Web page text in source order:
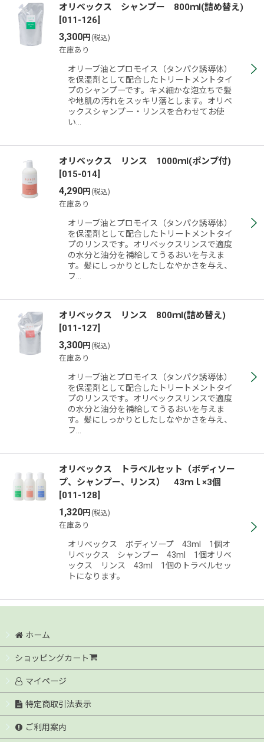
オリベックス シャンプー 800ｍl(詰め替え)
[011-126]
3,300円 (税込)
在庫あり
オリーブ油とプロモイス（タンパク誘導体）
を保湿剤として配合したトリートメントタイ
プのシャンプーです。キメ細かな泡立ちで髪
や地肌の汚れをスッキリ落とします。オリベ
ックスシャンプー・リンスを合わせてお使
い…
オリベックス リンス 1000ｍl(ポンプ付)
[015-014]
4,290円 (税込)
在庫あり
オリーブ油とプロモイス（タンパク誘導体）
を保湿剤として配合したトリートメントタイ
プのリンスです。オリベックスリンスで適度
の水分と油分を補給してうるおいを与えま
す。髪にしっかりとしたしなやかさを与え、
フ…
オリベックス リンス 800ｍl(詰め替え)
[011-127]
3,300円 (税込)
在庫あり
オリーブ油とプロモイス（タンパク誘導体）
を保湿剤として配合したトリートメントタイ
プのリンスです。オリベックスリンスで適度
の水分と油分を補給してうるおいを与えま
す。髪にしっかりとしたしなやかさを与え、
フ…
オリベックス トラベルセット（ボディソー
プ、シャンプー、リンス） 43ｍｌ×3個
[011-128]
1,320円 (税込)
在庫あり
オリベックス ボディソープ 43ml 1個オ
リベックス シャンプー 43ml 1個オリベ
ックス リンス 43ml 1個のトラベルセッ
トになります。
ホーム
ショッピングカート
マイページ
特定商取引法表示
ご利用案内